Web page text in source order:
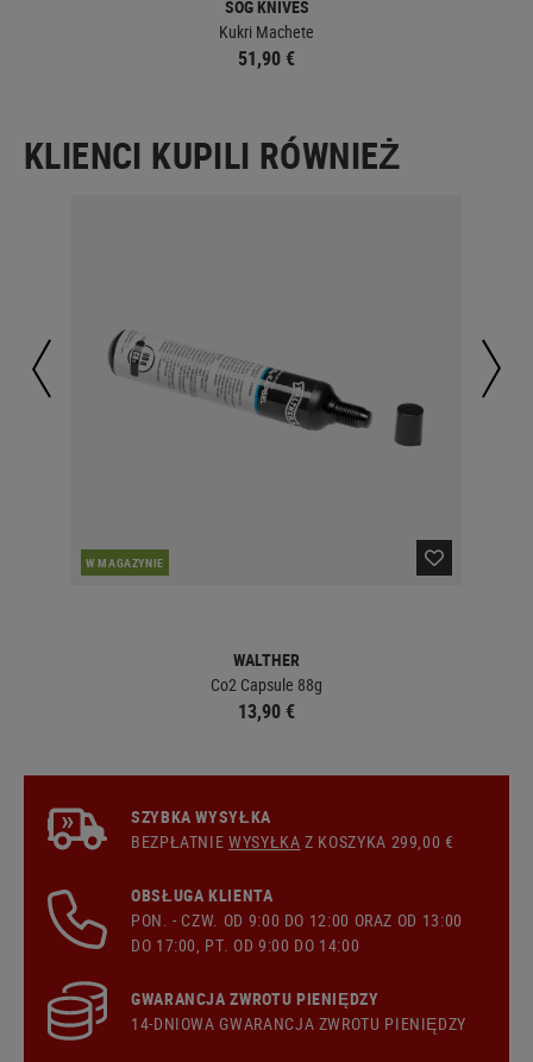
SOG KNIVES
Kukri Machete
51,90 €
KLIENCI KUPILI RÓWNIEŻ
W MAGAZYNIE
WALTHER
Co2 Capsule 88g
13,90 €
SZYBKA WYSYŁKA
BEZPŁATNIEWYSYŁKA Z KOSZYKA 299,00 €
OBSŁUGA KLIENTA
PON. - CZW. OD 9:00 DO 12:00 ORAZ OD 13:00
DO 17:00, PT. OD 9:00 DO 14:00
GWARANCJA ZWROTU PIENIĘDZY
14-DNIOWA GWARANCJA ZWROTU PIENIĘDZY